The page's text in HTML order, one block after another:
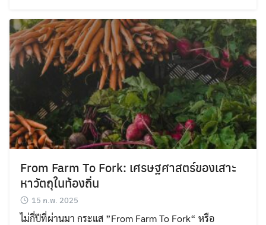
From Farm To Fork: เศรษฐศาสตร์ของเสาะ
หาวัตถุในท้องถิ่น
15 ก.พ. 2025
ไม่กี่ปีที่ผ่านมา กระแส ”From Farm To Fork“ หรือ